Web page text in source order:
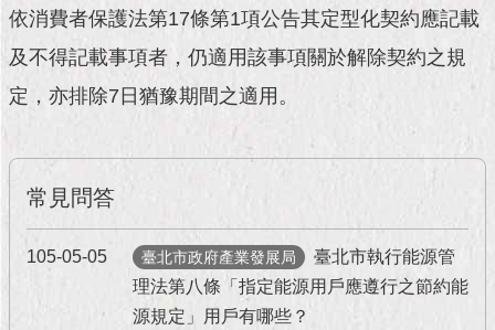
動
題
與
民
互
動
依消費者保護法第17條第1項公告其定型化契約應記載
及不得記載事項者，仍適用該事項關於解除契約之規
定，亦排除7日猶豫期間之適用。
常見問答
105-05-05 臺北市政府產業發展局
臺北市執行能源管
理法第八條「指定能源用戶應遵行之節約能
源規定」用戶有哪些？